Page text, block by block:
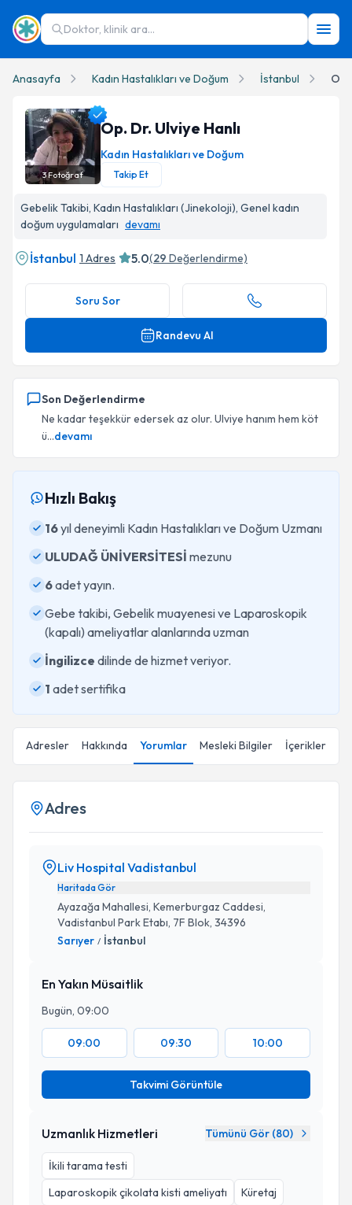
Doktor, klinik ara...
Anasayfa Kadın Hastalıkları ve Doğum İstanbul Op.
3Fotoğraf
Op. Dr. Ulviye Hanlı
Kadın Hastalıkları ve Doğum
Takip Et
Gebelik Takibi, Kadın Hastalıkları (Jinekoloji), Genel kadın
doğum uygulamaları devamı
İstanbul 1 Adres 5.0(29 Değerlendirme)
Soru Sor
Randevu Al
Son Değerlendirme
Ne kadar teşekkür edersek az olur. Ulviye hanım hem köt
ü...devamı
Hızlı Bakış
16yıl deneyimli Kadın Hastalıkları ve Doğum Uzmanı
ULUDAĞ ÜNİVERSİTESİ mezunu
6adet yayın.
Gebe takibi, Gebelik muayenesi ve Laparoskopik
(kapalı) ameliyatlar alanlarında uzman
İngilizce dilinde de hizmet veriyor.
1 adet sertifika
Adresler Hakkında Yorumlar Mesleki Bilgiler İçerikler
Adres
Liv Hospital Vadistanbul
Haritada Gör
Ayazağa Mahallesi, Kemerburgaz Caddesi,
Vadistanbul Park Etabı, 7F Blok, 34396
Sarıyer / İstanbul
En Yakın Müsaitlik
Bugün, 09:00
09:00 09:30 10:00
Takvimi Görüntüle
Uzmanlık Hizmetleri Tümünü Gör (80)
İkili tarama testi
Laparoskopik çikolata kisti ameliyatı
Küretaj